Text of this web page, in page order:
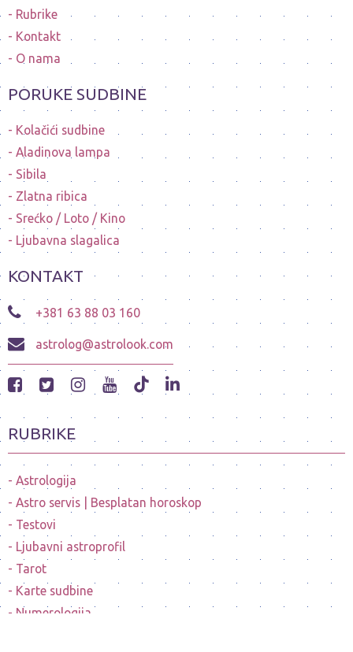
Rubrike
Kontakt
O nama
PORUKE SUDBINE
Kolačići sudbine
Aladinova lampa
Sibila
Zlatna ribica
Srećko / Loto / Kino
Ljubavna slagalica
KONTAKT
+381 63 88 03 160
astrolog@astrolook.com
RUBRIKE
Astrologija
Astro servis | Besplatan horoskop
Testovi
Ljubavni astroprofil
Tarot
Karte sudbine
Numerologija